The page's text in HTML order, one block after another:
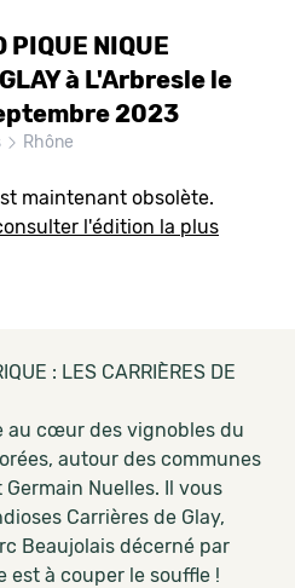
PIQUE NIQUE
à L'Arbresle le
2023
Rhône
maintenant obsolète.
l'édition la plus
: LES CARRIÈRES DE
au cœur des vignobles du
autour des communes
Nuelles. Il vous
Carrières de Glay,
Beaujolais décerné par
est à couper le souffle !